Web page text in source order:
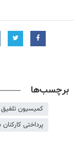
برچسب‌ها
کمیسیون تلفیق
پرداختی